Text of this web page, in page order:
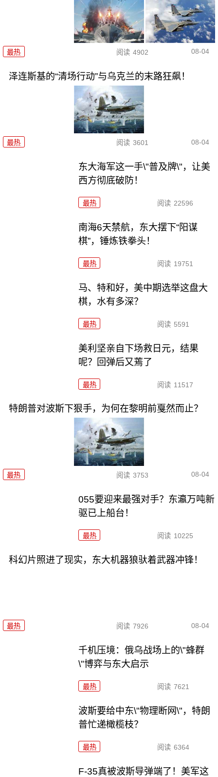
最热 阅读 4902 08-04
泽连斯基的“清场行动”与乌克兰的末路狂飙！
最热 阅读 3601 08-04
东大海军这一手\"普及牌\"，让美
西方彻底破防！
最热 阅读 22596
南海6天禁航，东大摆下“阳谋
棋”，锤炼铁拳头！
最热 阅读 19751
马、特和好，美中期选举这盘大
棋，水有多深？
最热 阅读 5591
美利坚亲自下场救日元，结果
呢？回弹后又蔫了
最热 阅读 11517
特朗普对波斯下狠手，为何在黎明前戛然而止？
最热 阅读 3753 08-04
055要迎来最强对手？东瀛万吨新
驱已上船台！
最热 阅读 10225
科幻片照进了现实，东大机器狼驮着武器冲锋！
最热 阅读 7926 08-04
千机压境：俄乌战场上的\"蜂群
\"博弈与东大启示
最热 阅读 7621
波斯要给中东\"物理断网\"，特朗
普忙递橄榄枝？
最热 阅读 6364
F-35真被波斯导弹端了！美军这